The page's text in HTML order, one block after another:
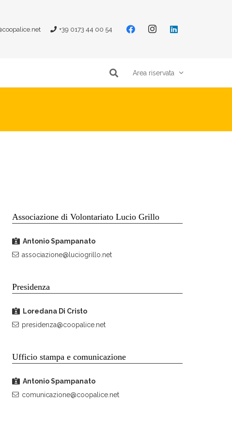
+39 0173 44 00 54
Area riservata
Associazione di Volontariato Lucio Grillo
Antonio Spampanato
associazione@luciogrillo.net
Presidenza
Loredana Di Cristo
presidenza@coopalice.net
Ufficio stampa e comunicazione
Antonio Spampanato
comunicazione@coopalice.net